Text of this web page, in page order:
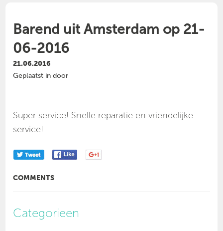
Barend uit Amsterdam op 21-
06-2016
21.06.2016
Geplaatst in door
Super service! Snelle reparatie en vriendelijke
service!
COMMENTS
Categorieen